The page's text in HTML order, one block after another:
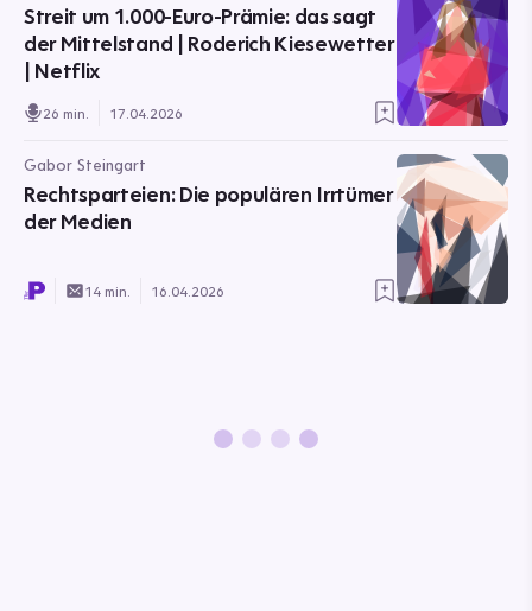
Streit um 1.000-Euro-Prämie: das sagt
der Mittelstand | Roderich Kiesewetter
| Netflix
26 min. 17.04.2026
Gabor Steingart
Rechtsparteien: Die populären Irrtümer
der Medien
14 min. 16.04.2026